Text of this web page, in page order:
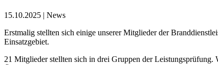
15.10.2025 | News
Erstmalig stellten sich einige unserer Mitglieder der
Einsatzgebiet.
21 Mitglieder stellten sich in drei Gruppen der Leistungsprüfung.